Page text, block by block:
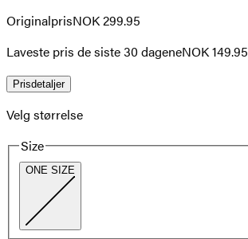
OriginalprisNOK 299.95
Laveste pris de siste 30 dageneNOK 149.95
Prisdetaljer
Velg størrelse
Size
ONE SIZE